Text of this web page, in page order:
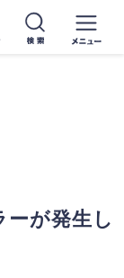
が発生し